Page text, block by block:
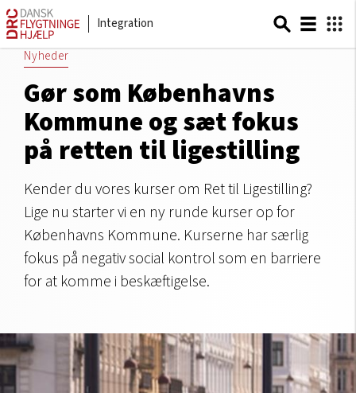
Integration
Nyheder
Gør som Københavns
Kommune og sæt fokus
på retten til ligestilling
Kender du vores kurser om Ret til Ligestilling?
Lige nu starter vi en ny runde kurser op for
Københavns Kommune. Kurserne har særlig
fokus på negativ social kontrol som en barriere
for at komme i beskæftigelse.